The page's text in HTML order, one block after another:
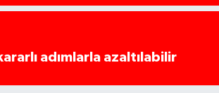
adımlarla azaltılabilir